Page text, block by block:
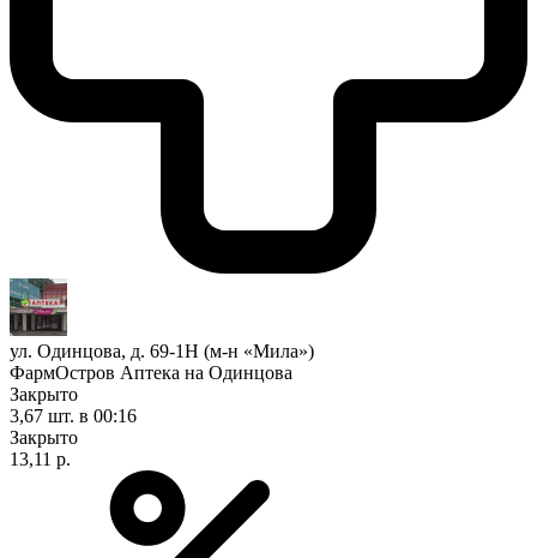
ул. Одинцова, д. 69-1Н (м-н «Мила»)
ФармОстров Аптека на Одинцова
Закрыто
3,67 шт. в 00:16
Закрыто
13,11 р.